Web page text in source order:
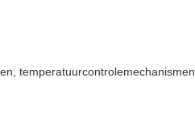
temperatuurcontrolemechanismen,